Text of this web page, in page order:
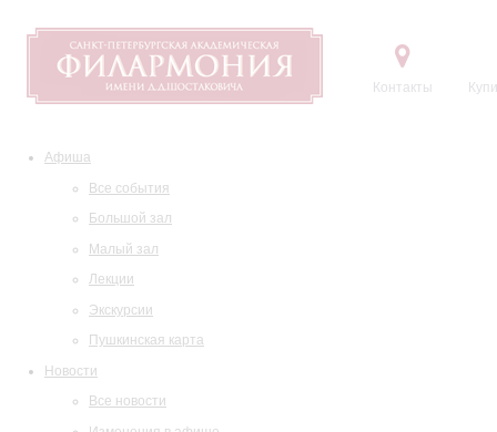
Контакты
Афиша
Все события
Большой зал
Малый зал
Лекции
Экскурсии
Пушкинская карта
Новости
Все новости